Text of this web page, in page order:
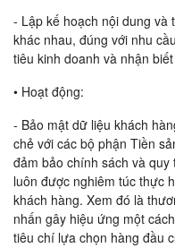
- Lập kế hoạch nội dung và
khác nhau, đúng với nhu
tiêu kinh doanh và nhận
• Hoạt động:
- Bảo mật dữ liệu khách
chẻ với các bộ phận Tiền
đảm bảo chính sách và
luôn được nghiêm túc thực
khách hàng. Xem đó là
nhấn gây hiệu ứng một
tiêu chí lựa chọn hàng đầu